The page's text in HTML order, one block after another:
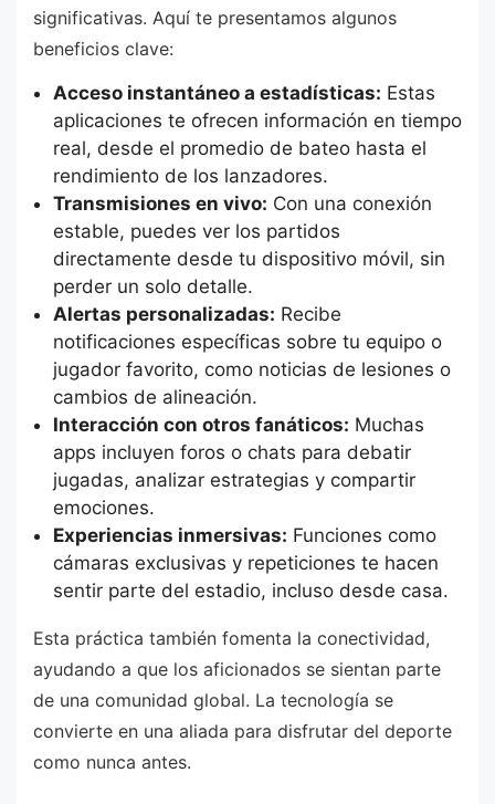
significativas. Aquí te presentamos algunos
beneficios clave:
Acceso instantáneo a estadísticas: Estas
aplicaciones te ofrecen información en tiempo
real, desde el promedio de bateo hasta el
rendimiento de los lanzadores.
Transmisiones en vivo: Con una conexión
estable, puedes ver los partidos
directamente desde tu dispositivo móvil, sin
perder un solo detalle.
Alertas personalizadas: Recibe
notificaciones específicas sobre tu equipo o
jugador favorito, como noticias de lesiones o
cambios de alineación.
Interacción con otros fanáticos: Muchas
apps incluyen foros o chats para debatir
jugadas, analizar estrategias y compartir
emociones.
Experiencias inmersivas: Funciones como
cámaras exclusivas y repeticiones te hacen
sentir parte del estadio, incluso desde casa.
Esta práctica también fomenta la conectividad,
ayudando a que los aficionados se sientan parte
de una comunidad global. La tecnología se
convierte en una aliada para disfrutar del deporte
como nunca antes.